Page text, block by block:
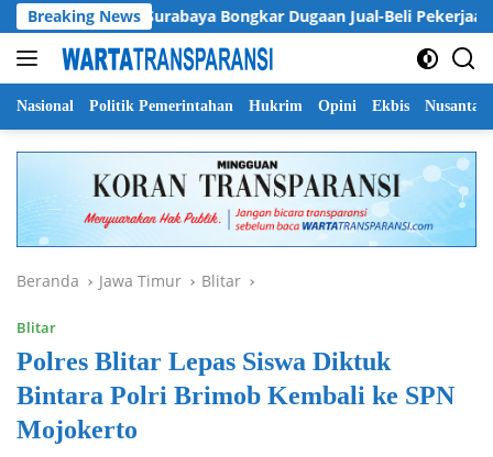
Langsung
ke
konten
Breaking News
DPRD Surabaya Bongkar Dugaan Jual-Beli Pekerjaan,
Nasional Politik Pemerintahan Hukrim Opini Ekbis Nusantara
Beranda Jawa Timur Blitar
Blitar
Polres Blitar Lepas Siswa Diktuk
Bintara Polri Brimob Kembali ke SPN
Mojokerto